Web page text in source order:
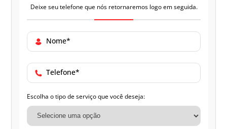
Deixe seu telefone que nós retornaremos logo em seguida.
Nome*
Telefone*
Escolha o tipo de serviço que você deseja: